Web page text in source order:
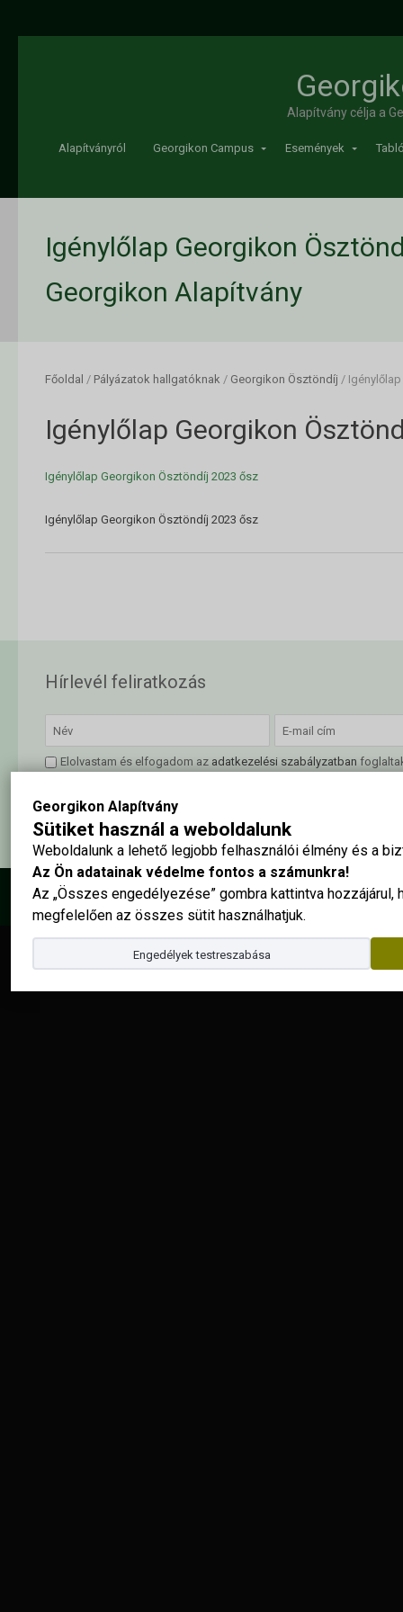
Georgikon Alapítvány
Sütiket használ a weboldalunk
Weboldalunk a lehető legjobb felhasználói élmény és a
Az Ön adatainak védelme fontos a számunkra!
Az „Összes engedélyezése” gombra kattintva hozzájárul,
megfelelően az összes sütit használhatjuk.
Engedélyek testreszabása
Alapítvány célja a
Alapítványról Georgikon Campus Események
Igénylőlap Georgikon
Georgikon Alapítvány
Főoldal / Pályázatok hallgatóknak / Georgikon Ösztöndíj /
Igénylőlap Georgikon
Igénylőlap Georgikon Ösztöndíj 2023 ősz
Igénylőlap Georgikon Ösztöndíj 2023 ősz
Hírlevél feliratkozás
Elolvastam és elfogadom az adatkezelési szabályzatban
© 2025 - Georgikon Alapítvány | site by